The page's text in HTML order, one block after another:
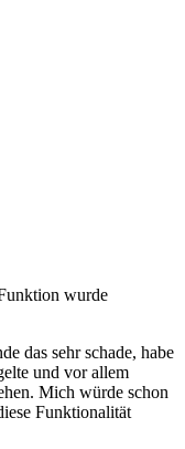
wurde
das sehr schade, habe
und vor allem
Mich würde schon
Funktionalität